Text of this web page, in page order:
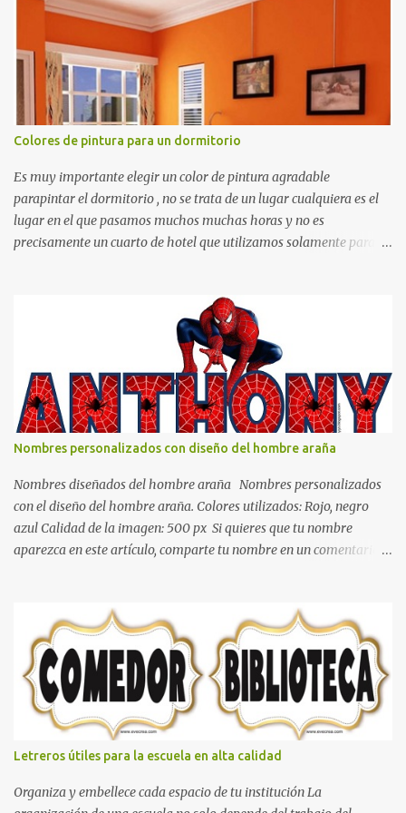
otras cosas.
Colores de pintura para un dormitorio
Es muy importante elegir un color de pintura agradable
parapintar el dormitorio , no se trata de un lugar cualquiera es el
lugar en el que pasamos muchos muchas horas y no es
precisamente un cuarto de hotel que utilizamos solamente para
cómodo y también para nuestra vista. Te mostramos algunas
sugerencias que pueden brindar la elegancia y estilo que buscas
para tu dormitorio. El color naranja es una buena opción para
recibir esa luz y felicidad que todo ser humano necesita. El color
blanco es ideal para lograr el relax total, es un color que va con
todo y además es color bastante limpio que te dará esa sensación
de calidez. Los colores terra son excelentes para usar en el
dormitorio nos brinda esa sensación de tranquilidad y confort. El
color gris es un color muy relajante y por lo tanto entra en la lista
de colo...
Nombres personalizados con diseño del hombre araña
Nombres diseñados del hombre araña Nombres personalizados
con el diseño del hombre araña. Colores utilizados: Rojo, negro
azul Calidad de la imagen: 500 px Si quieres que tu nombre
aparezca en este artículo, comparte tu nombre en un comentario y
decorar el dormitorio con pósters Cama con diseño de ring de
boxeo Ideas para decoraciones de fiestas infantiles Cosas bonitas
que se pueden hacer con gomas de coche
Letreros útiles para la escuela en alta calidad
Organiza y embellece cada espacio de tu institución La